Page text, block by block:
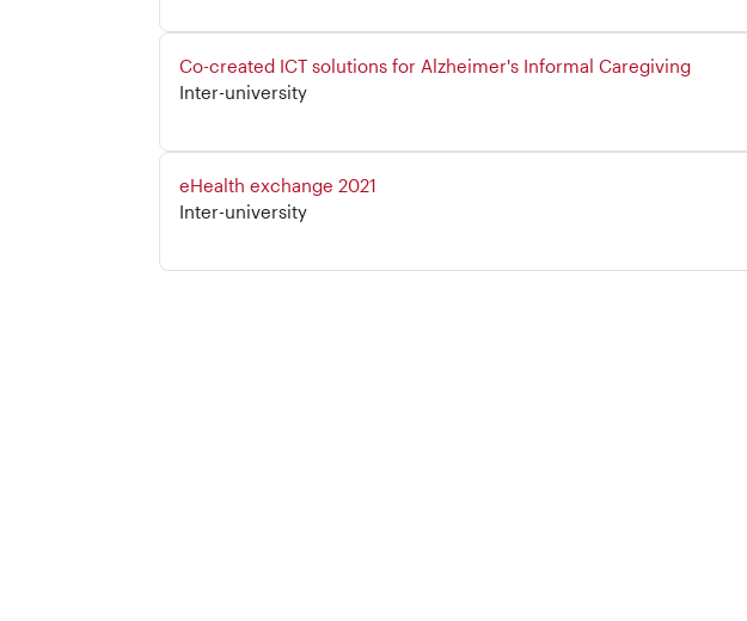
Nom del curs
Co-created ICT solutions for Alzheimer's Informal Caregiving
Categoria de curs
Inter-university
Nom del curs
eHealth exchange 2021
Categoria de curs
Inter-university